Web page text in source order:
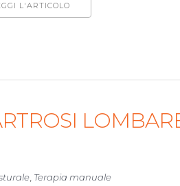
L'ARTICOLO
Terapia manuale